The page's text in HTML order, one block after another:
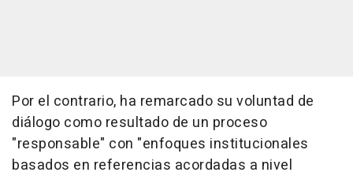
Por el contrario, ha remarcado su voluntad de
diálogo como resultado de un proceso
"responsable" con "enfoques institucionales
basados en referencias acordadas a nivel